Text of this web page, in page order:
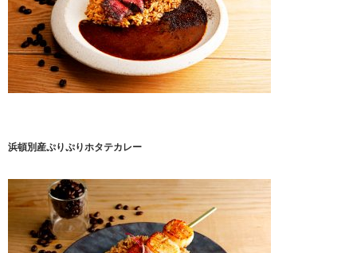
浜頓別産ぷりぷりホタテカレー